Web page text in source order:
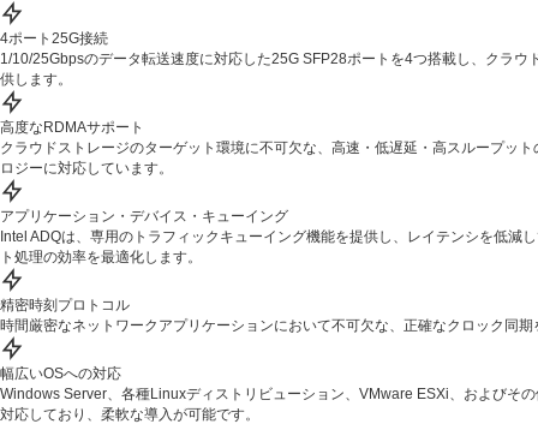
4ポート25G接続
1/10/25Gbpsのデータ転送速度に対応した25G SFP28ポートを4つ搭載し、クラ
供します。
高度なRDMAサポート
クラウドストレージのターゲット環境に不可欠な、高速・低遅延・高スループッ
ロジーに対応しています。
アプリケーション・デバイス・キューイング
Intel ADQは、専用のトラフィックキューイング機能を提供し、レイテンシを低減
ト処理の効率を最適化します。
精密時刻プロトコル
時間厳密なネットワークアプリケーションにおいて不可欠な、正確なクロック同
幅広いOSへの対応
Windows Server、各種Linuxディストリビューション、VMware ESXi、およびそ
対応しており、柔軟な導入が可能です。